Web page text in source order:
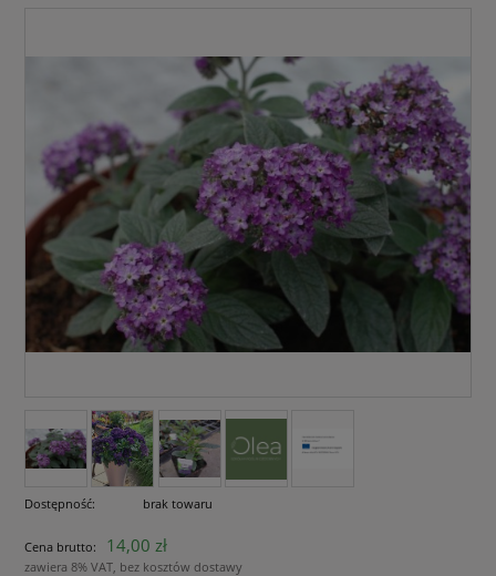
Dostępność: brak towaru
Cena brutto: 14,00 zł
zawiera 8% VAT, bez kosztów dostawy